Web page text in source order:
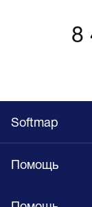
8
Softmap
Помощь